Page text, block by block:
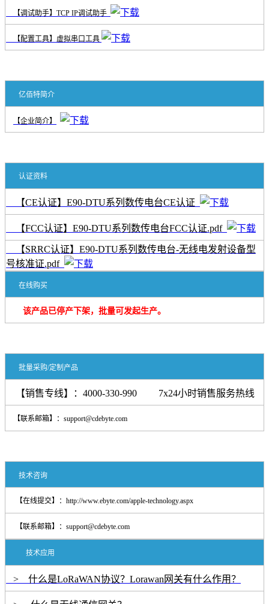
【调试助手】TCP IP调试助手
【配置工具】虚拟串口工具
亿佰特简介
【企业简介】
认证资料
【CE认证】E90-DTU系列数传电台CE认证
【FCC认证】E90-DTU系列数传电台FCC认证.pdf
【SRRC认证】E90-DTU系列数传电台-无线电发射设备型
号核准证.pdf
在线购买
该产品已停产下架，批量可发起生产。
批量采购/定制产品
【销售专线】：4000-330-990 7x24小时销售服务热线
【联系邮箱】：support@cdebyte.com
技术咨询
【在线提交】： http://www.ebyte.com/apple-technology.aspx
【联系邮箱】： support@cdebyte.com
技术应用
> 什么是LoRaWAN协议？Lorawan网关有什么作用？